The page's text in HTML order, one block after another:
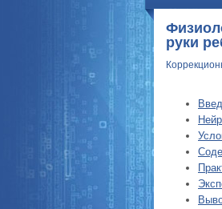
руки